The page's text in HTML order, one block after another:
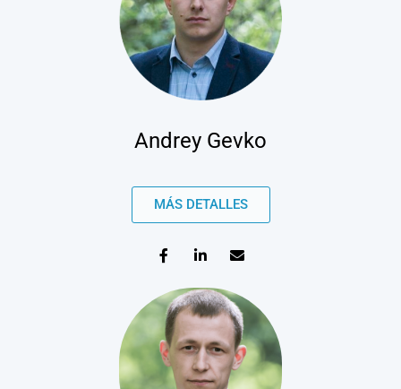
Andrey Gevko
MÁS DETALLES